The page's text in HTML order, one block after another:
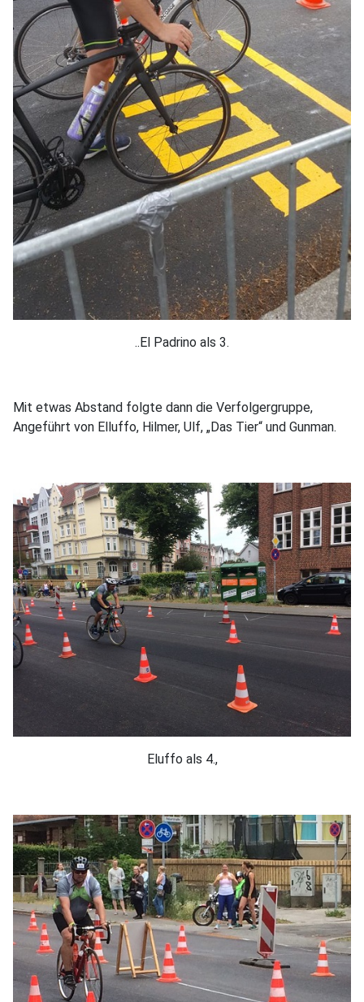
..El Padrino als 3.
Mit etwas Abstand folgte dann die Verfolgergruppe,
Angeführt von Elluffo, Hilmer, Ulf, „Das Tier“ und Gunman.
Eluffo als 4.,